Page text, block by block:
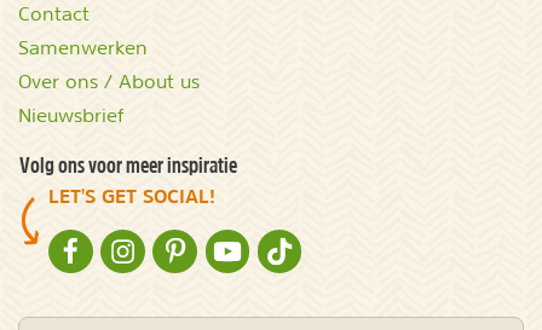
Contact
Samenwerken
Over ons / About us
Nieuwsbrief
Volg ons voor meer inspiratie
LET'S GET SOCIAL!
NATURESCANNER OP FACEBOOK
NATURESCANNER OP INSTAGRAM
NATURESCANNER OP PINTEREST
NATURESCANNER OP YOUTUBE
NATURESCANNER OP TIKTOK